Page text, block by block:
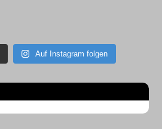
Auf Instagram folgen